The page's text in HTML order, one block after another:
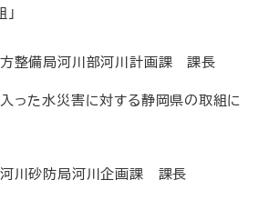
整備局河川部河川計画課 課長
った水災害に対する静岡県の取組に
川砂防局河川企画課 課長